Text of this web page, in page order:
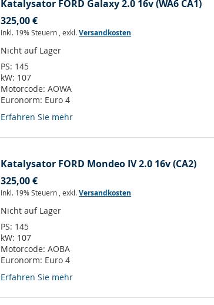
Katalysator FORD Galaxy 2.0 16v (WA6 CA1)
325,00 €
Inkl. 19% Steuern ,exkl.Versandkosten
Nicht auf Lager
PS: 145
kW: 107
Motorcode:AOWA
Euronorm: Euro 4
Erfahren Sie mehr
Katalysator FORD Mondeo IV 2.0 16v (CA2)
325,00 €
Inkl. 19% Steuern ,exkl.Versandkosten
Nicht auf Lager
PS: 145
kW: 107
Motorcode:AOBA
Euronorm: Euro 4
Erfahren Sie mehr